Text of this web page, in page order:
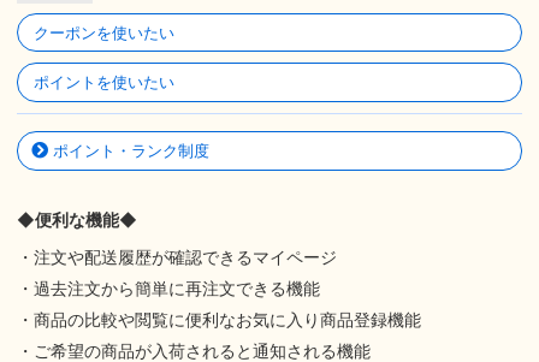
クーポンを使いたい
ポイントを使いたい
ポイント・ランク制度
◆便利な機能◆
・注文や配送履歴が確認できるマイページ
・過去注文から簡単に再注文できる機能
・商品の比較や閲覧に便利なお気に入り商品登録機能
・ご希望の商品が入荷されると通知される機能